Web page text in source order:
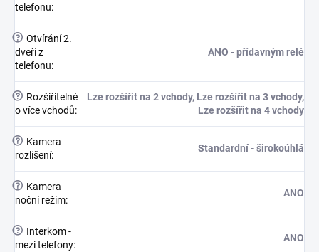
telefonu:
? Otvírání 2.
dveří z
telefonu:
ANO - přídavným relé
?
Rozšiřitelné
o více vchodů:
Lze rozšířit na 2 vchody, Lze rozšířit na 3 vchody,
Lze rozšířit na 4 vchody
?
Kamera
rozlišení:
Standardní - širokoúhlá
?
Kamera
noční režim:
ANO
?
Interkom -
mezi telefony:
ANO